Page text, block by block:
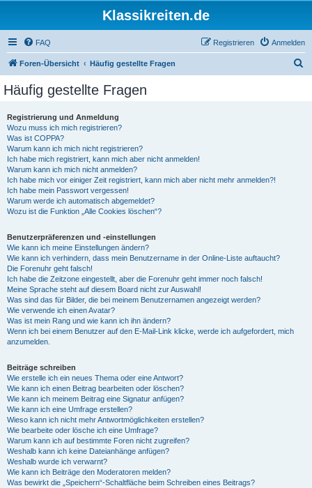
Klassikreiten.de
FAQ Anmelden
Registrieren
Foren-Übersicht Häufig gestellte Fragen
Häufig gestellte Fragen
Registrierung und Anmeldung
Wozu muss ich mich registrieren?
Was ist COPPA?
Warum kann ich mich nicht registrieren?
Ich habe mich registriert, kann mich aber nicht anmelden!
Warum kann ich mich nicht anmelden?
Ich habe mich vor einiger Zeit registriert, kann mich aber nicht mehr anmelden?!
Ich habe mein Passwort vergessen!
Warum werde ich automatisch abgemeldet?
Wozu ist die Funktion „Alle Cookies löschen“?
Benutzerpräferenzen und -einstellungen
Wie kann ich meine Einstellungen ändern?
Wie kann ich verhindern, dass mein Benutzername in der Online-Liste auftaucht?
Die Forenuhr geht falsch!
Ich habe die Zeitzone eingestellt, aber die Forenuhr geht immer noch falsch!
Meine Sprache steht auf diesem Board nicht zur Auswahl!
Was sind das für Bilder, die bei meinem Benutzernamen angezeigt werden?
Wie verwende ich einen Avatar?
Was ist mein Rang und wie kann ich ihn ändern?
Wenn ich bei einem Benutzer auf den E-Mail-Link klicke, werde ich aufgefordert, mich
anzumelden.
Beiträge schreiben
Wie erstelle ich ein neues Thema oder eine Antwort?
Wie kann ich einen Beitrag bearbeiten oder löschen?
Wie kann ich meinem Beitrag eine Signatur anfügen?
Wie kann ich eine Umfrage erstellen?
Wieso kann ich nicht mehr Antwortmöglichkeiten erstellen?
Wie bearbeite oder lösche ich eine Umfrage?
Warum kann ich auf bestimmte Foren nicht zugreifen?
Weshalb kann ich keine Dateianhänge anfügen?
Weshalb wurde ich verwarnt?
Wie kann ich Beiträge den Moderatoren melden?
Was bewirkt die „Speichern“-Schaltfläche beim Schreiben eines Beitrags?